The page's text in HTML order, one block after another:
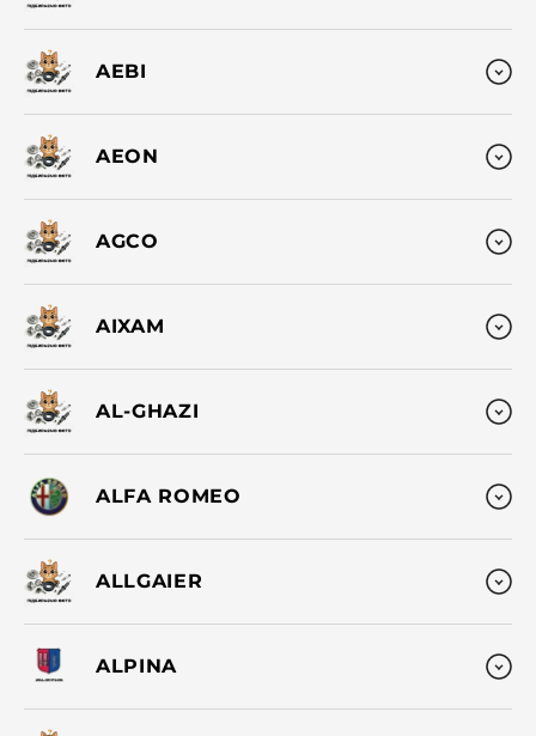
AEBI
AEON
AGCO
AIXAM
AL-GHAZI
ALFA ROMEO
ALLGAIER
ALPINA